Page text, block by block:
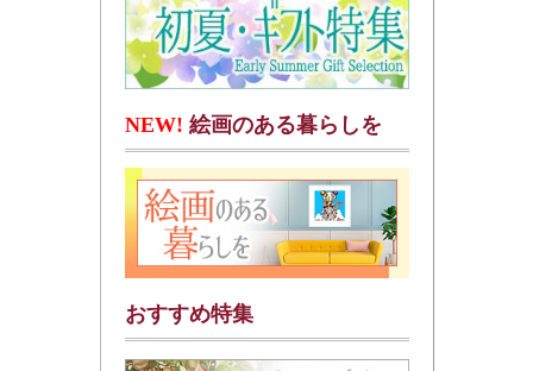
NEW! 絵画のある暮らしを
おすすめ特集